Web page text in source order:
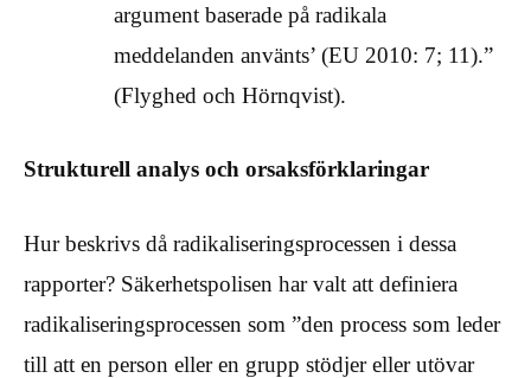
argument baserade på radikala
meddelanden använts’ (EU 2010: 7; 11).”
(Flyghed och Hörnqvist).
Strukturell analys och orsaksförklaringar
Hur beskrivs då radikaliseringsprocessen i dessa
rapporter? Säkerhetspolisen har valt att definiera
radikaliseringsprocessen som ”den process som leder
till att en person eller en grupp stödjer eller utövar